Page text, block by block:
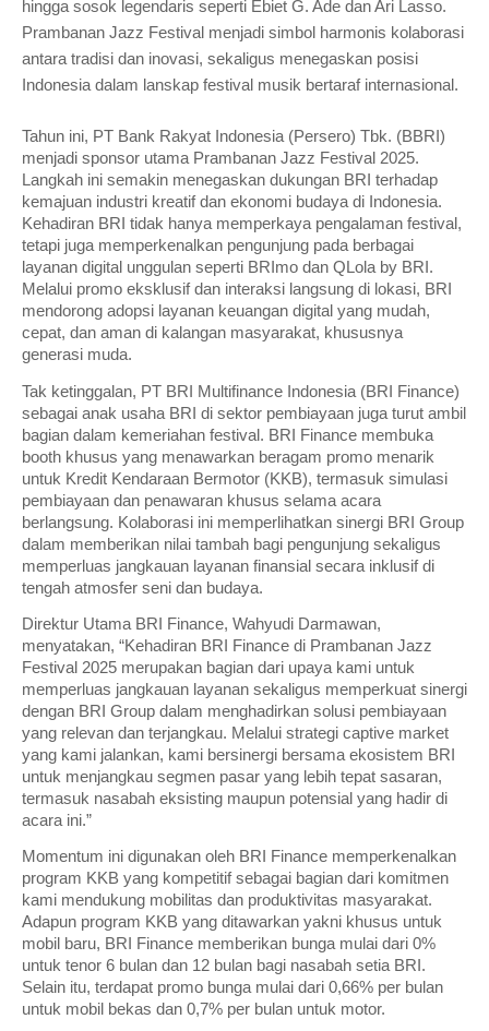
hingga sosok legendaris seperti Ebiet G. Ade dan Ari Lasso.
Prambanan Jazz Festival menjadi simbol harmonis kolaborasi
antara tradisi dan inovasi, sekaligus menegaskan posisi
Indonesia dalam lanskap festival musik bertaraf internasional.
Tahun ini, PT Bank Rakyat Indonesia (Persero) Tbk. (BBRI)
menjadi sponsor utama Prambanan Jazz Festival 2025.
Langkah ini semakin menegaskan dukungan BRI terhadap
kemajuan industri kreatif dan ekonomi budaya di Indonesia.
Kehadiran BRI tidak hanya memperkaya pengalaman festival,
tetapi juga memperkenalkan pengunjung pada berbagai
layanan digital unggulan seperti BRImo dan QLola by BRI.
Melalui promo eksklusif dan interaksi langsung di lokasi, BRI
mendorong adopsi layanan keuangan digital yang mudah,
cepat, dan aman di kalangan masyarakat, khususnya
generasi muda.
Tak ketinggalan, PT BRI Multifinance Indonesia (BRI Finance)
sebagai anak usaha BRI di sektor pembiayaan juga turut ambil
bagian dalam kemeriahan festival. BRI Finance membuka
booth khusus yang menawarkan beragam promo menarik
untuk Kredit Kendaraan Bermotor (KKB), termasuk simulasi
pembiayaan dan penawaran khusus selama acara
berlangsung. Kolaborasi ini memperlihatkan sinergi BRI Group
dalam memberikan nilai tambah bagi pengunjung sekaligus
memperluas jangkauan layanan finansial secara inklusif di
tengah atmosfer seni dan budaya.
Direktur Utama BRI Finance, Wahyudi Darmawan,
menyatakan, “Kehadiran BRI Finance di Prambanan Jazz
Festival 2025 merupakan bagian dari upaya kami untuk
memperluas jangkauan layanan sekaligus memperkuat sinergi
dengan BRI Group dalam menghadirkan solusi pembiayaan
yang relevan dan terjangkau. Melalui strategi captive market
yang kami jalankan, kami bersinergi bersama ekosistem BRI
untuk menjangkau segmen pasar yang lebih tepat sasaran,
termasuk nasabah eksisting maupun potensial yang hadir di
acara ini.”
Momentum ini digunakan oleh BRI Finance memperkenalkan
program KKB yang kompetitif sebagai bagian dari komitmen
kami mendukung mobilitas dan produktivitas masyarakat.
Adapun program KKB yang ditawarkan yakni khusus untuk
mobil baru, BRI Finance memberikan bunga mulai dari 0%
untuk tenor 6 bulan dan 12 bulan bagi nasabah setia BRI.
Selain itu, terdapat promo bunga mulai dari 0,66% per bulan
untuk mobil bekas dan 0,7% per bulan untuk motor.